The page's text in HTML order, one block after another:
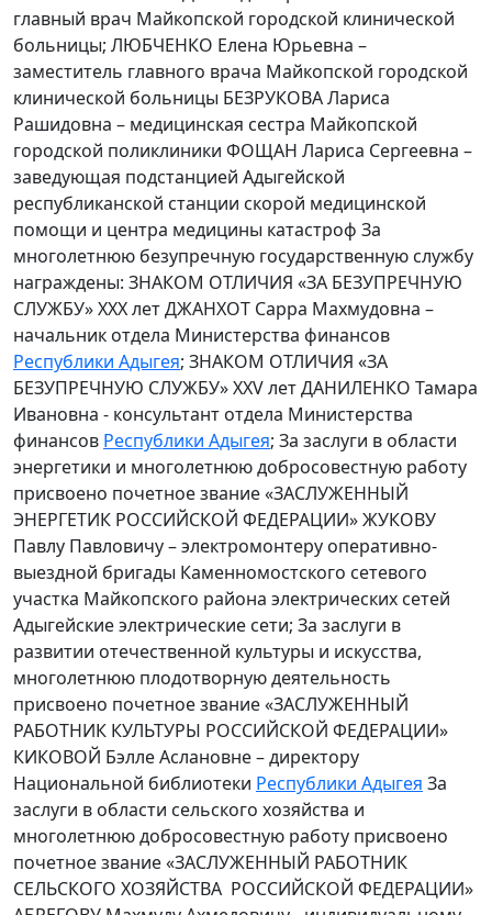
главный врач Майкопской городской клинической
больницы; ЛЮБЧЕНКО Елена Юрьевна –
заместитель главного врача Майкопской городской
клинической больницы БЕЗРУКОВА Лариса
Рашидовна – медицинская сестра Майкопской
городской поликлиники ФОЩАН Лариса Сергеевна –
заведующая подстанцией Адыгейской
республиканской станции скорой медицинской
помощи и центра медицины катастроф За
многолетнюю безупречную государственную службу
награждены: ЗНАКОМ ОТЛИЧИЯ «ЗА БЕЗУПРЕЧНУЮ
СЛУЖБУ» XXX лет ДЖАНХОТ Сарра Махмудовна –
начальник отдела Министерства финансов
Республики Адыгея; ЗНАКОМ ОТЛИЧИЯ «ЗА
БЕЗУПРЕЧНУЮ СЛУЖБУ» XXV лет ДАНИЛЕНКО Тамара
Ивановна - консультант отдела Министерства
финансов Республики Адыгея; За заслуги в области
энергетики и многолетнюю добросовестную работу
присвоено почетное звание «ЗАСЛУЖЕННЫЙ
ЭНЕРГЕТИК РОССИЙСКОЙ ФЕДЕРАЦИИ» ЖУКОВУ
Павлу Павловичу – электромонтеру оперативно-
выездной бригады Каменномостского сетевого
участка Майкопского района электрических сетей
Адыгейские электрические сети; За заслуги в
развитии отечественной культуры и искусства,
многолетнюю плодотворную деятельность
присвоено почетное звание «ЗАСЛУЖЕННЫЙ
РАБОТНИК КУЛЬТУРЫ РОССИЙСКОЙ ФЕДЕРАЦИИ»
КИКОВОЙ Бэлле Аслановне – директору
Национальной библиотеки Республики Адыгея За
заслуги в области сельского хозяйства и
многолетнюю добросовестную работу присвоено
почетное звание «ЗАСЛУЖЕННЫЙ РАБОТНИК
СЕЛЬСКОГО ХОЗЯЙСТВА РОССИЙСКОЙ ФЕДЕРАЦИИ»